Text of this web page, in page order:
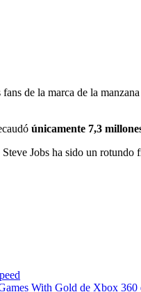
fans de la marca de la
únicamente 7,3
Jobs ha sido un
With Gold de Xbox